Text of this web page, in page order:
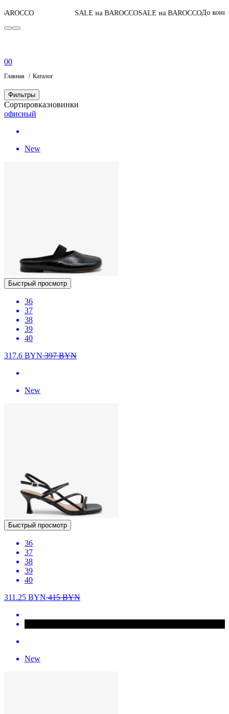
SALE на BAROCCOSALE на BAROCCOДо конца акции06:05
00
Главная Каталог
Фильтры
Сортировка:новинки
офисный
New
Быстрый просмотр
36
37
38
39
40
317.6 BYN397BYN
New
Быстрый просмотр
36
37
38
39
40
311.25 BYN415BYN
New